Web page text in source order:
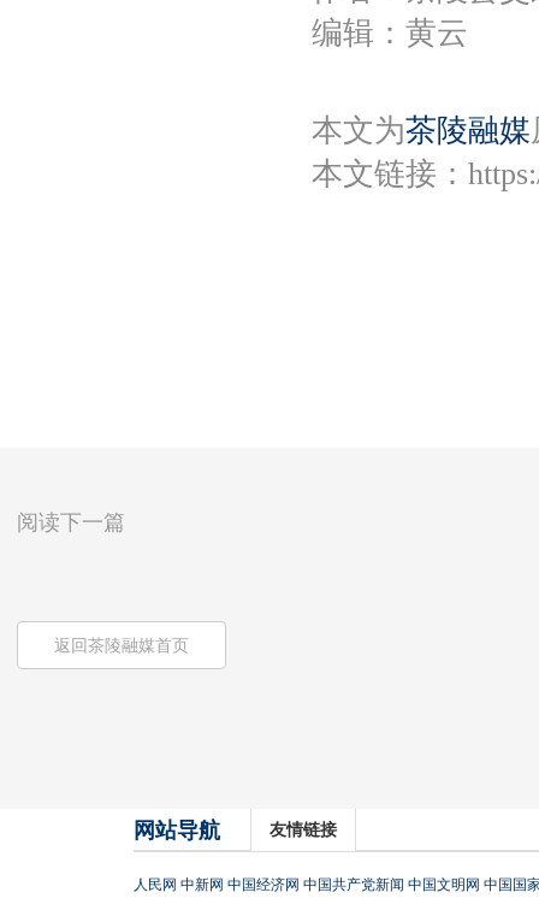
编辑：黄云
本文为茶陵融媒
本文链接：
阅读下一篇
返回茶陵融媒首页
网站导航 友情链接
人民网 中新网 中国经济网 中国共产党新闻 中国文明网 中国国